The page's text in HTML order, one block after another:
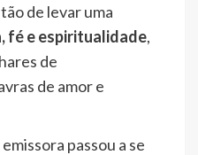
de levar uma
fé e espiritualidade,
de
de amor e
emissora passou a se